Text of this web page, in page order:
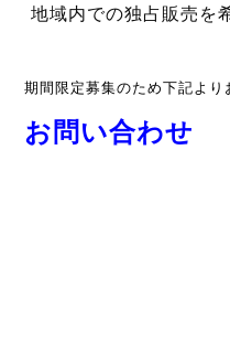
地域内での独占販売を
期間限定募集のため下記より
お問い合わせ